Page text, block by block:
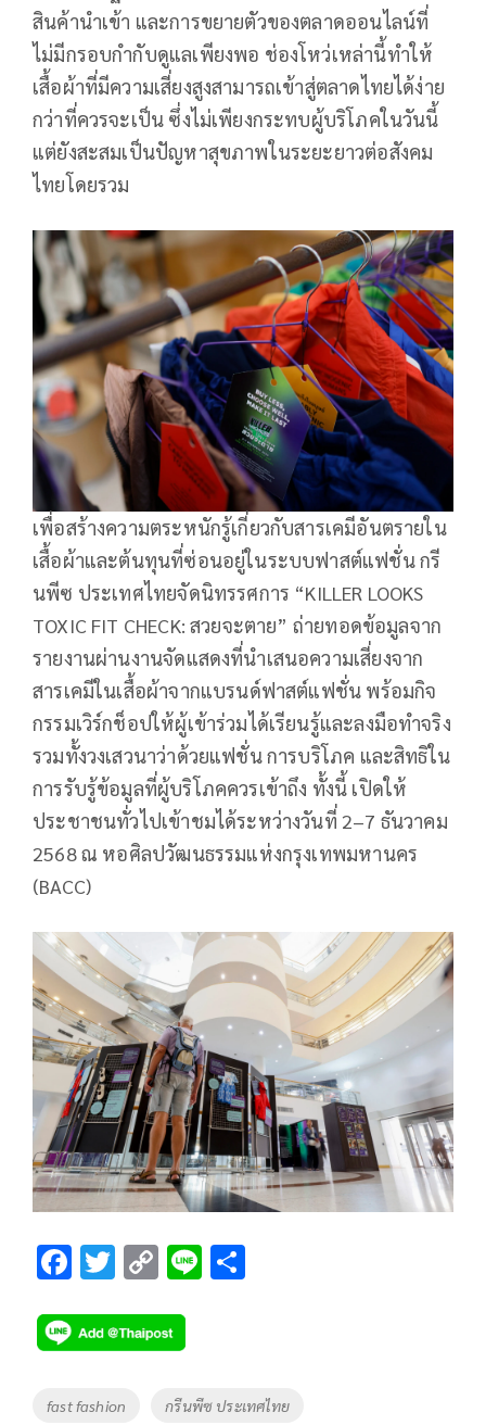
สินค้านำเข้า และการขยายตัวของตลาดออนไลน์ที่
ไม่มีกรอบกำกับดูแลเพียงพอ ช่องโหว่เหล่านี้ทำให้
เสื้อผ้าที่มีความเสี่ยงสูงสามารถเข้าสู่ตลาดไทยได้ง่าย
กว่าที่ควรจะเป็น ซึ่งไม่เพียงกระทบผู้บริโภคในวันนี้
แต่ยังสะสมเป็นปัญหาสุขภาพในระยะยาวต่อสังคม
ไทยโดยรวม
เพื่อสร้างความตระหนักรู้เกี่ยวกับสารเคมีอันตรายใน
เสื้อผ้าและต้นทุนที่ซ่อนอยู่ในระบบฟาสต์แฟชั่น กรี
นพีซ ประเทศไทยจัดนิทรรศการ “KILLER LOOKS
TOXIC FIT CHECK: สวยจะตาย” ถ่ายทอดข้อมูลจาก
รายงานผ่านงานจัดแสดงที่นำเสนอความเสี่ยงจาก
สารเคมีในเสื้อผ้าจากแบรนด์ฟาสต์แฟชั่น พร้อมกิจ
กรรมเวิร์กช็อปให้ผู้เข้าร่วมได้เรียนรู้และลงมือทำจริง
รวมทั้งวงเสวนาว่าด้วยแฟชั่น การบริโภค และสิทธิใน
การรับรู้ข้อมูลที่ผู้บริโภคควรเข้าถึง ทั้งนี้ เปิดให้
ประชาชนทั่วไปเข้าชมได้ระหว่างวันที่ 2–7 ธันวาคม
2568 ณ หอศิลปวัฒนธรรมแห่งกรุงเทพมหานคร
(BACC)
F
e
b
o
T
tt
er
C
p
y
Li
Li
Tags
fast fashion กรีนพีซ ประเทศไทย